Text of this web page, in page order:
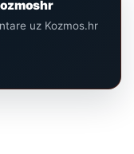
uz Kozmos.hr